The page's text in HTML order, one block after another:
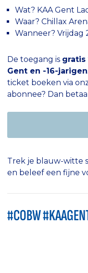
Wat? KAA Gent
Waar? Chillax
Wanneer? Vrijdag
De toegang is gratis
Gent en -16-jarigen
ticket boeken via
abonnee? Dan
Trek je blauw-witte
en beleef een fijne
#COBW